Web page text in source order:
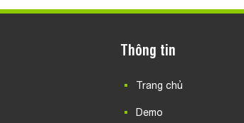
Thông tin
Trang chủ
Demo